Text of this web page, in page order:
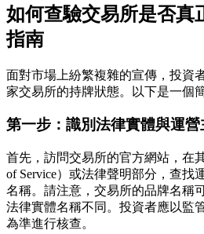
如何查驗交易所是否真
指南
面對市場上紛繁複雜的宣傳，投資
家交易所的持牌狀態。以下是一個
第一步：識別法律實體與運營
首先，訪問交易所的官方網站，在
of Service）或法律聲明部分，查找
名稱。請注意，交易所的品牌名稱
法律實體名稱不同。投資者應以監
為準進行核查。